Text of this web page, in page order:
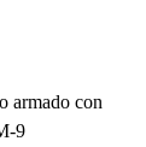
armado con
9